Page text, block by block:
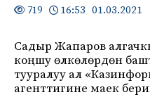
719 16:53 01.03.2021
Садыр Жапаров
коңшу өлкөлөрдөн
тууралуу ал
агенттигине маек